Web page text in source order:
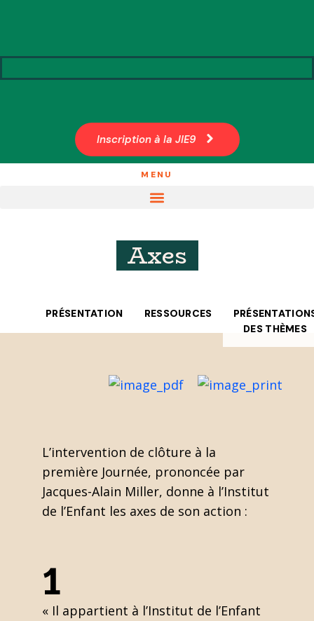
Inscription à la JIE9
MENU
Axes
PRÉSENTATION RESSOURCES
DES THÈMES
L’intervention de clôture à la
première Journée, prononcée par
Jacques-Alain Miller, donne à l’Institut
de l’Enfant les axes de son action :
1
« Il appartient à l’Institut de l’Enfant